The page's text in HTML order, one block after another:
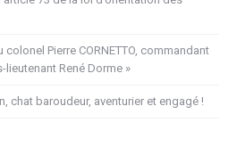
Pierre CORNETTO, commandant
lieutenant René Dorme »
chat baroudeur, aventurier et engagé !